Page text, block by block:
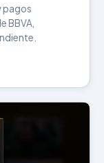
pagos
BBVA,